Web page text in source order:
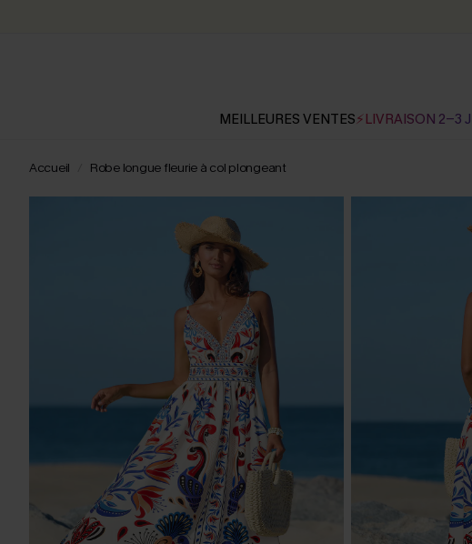
MEILLEURES VENTES⚡LIVRAISON 2-3 J
Accueil Robe longue fleurie à col plongeant